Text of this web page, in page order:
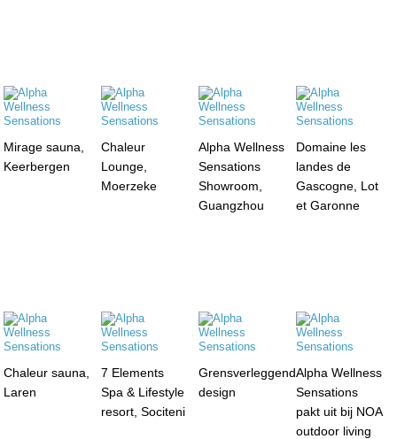
Mirage sauna,
Keerbergen
Chaleur
Lounge,
Moerzeke
Alpha Wellness
Sensations
Showroom,
Guangzhou
Domaine les
landes de
Gascogne, Lot
et Garonne
Chaleur sauna,
Laren
7 Elements
Spa & Lifestyle
resort, Sociteni
Grensverleggend
design
Alpha Wellness
Sensations
pakt uit bij NOA
outdoor living